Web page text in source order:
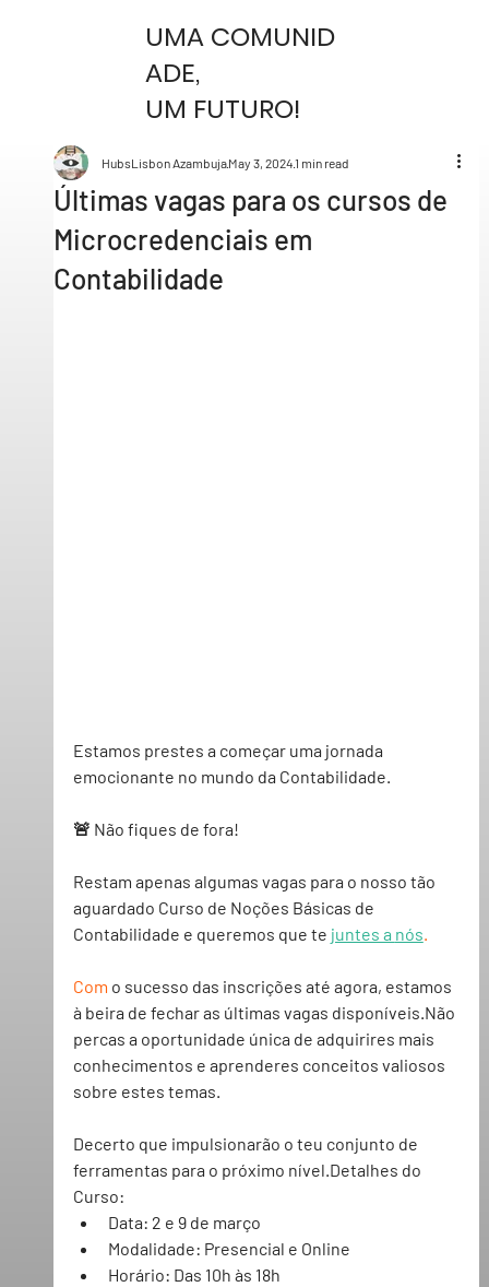
UMA COMUNID
ADE,
UM FUTURO!
Últimas vagas para os cursos de
Microcredenciais em
Contabilidade
HubsLisbon AzambujaMay 3, 20241 min read
Estamos prestes a começar uma jornada
emocionante no mundo da Contabilidade.
🚨 Não fiques de fora!
Restam apenas algumas vagas para o nosso tão
aguardado Curso de Noções Básicas de
Contabilidade e queremos que te juntes a nós.
Com o sucesso das inscrições até agora, estamos
à beira de fechar as últimas vagas disponíveis.Não
percas a oportunidade única de adquirires mais
conhecimentos e aprenderes conceitos valiosos
sobre estes temas.
Decerto que impulsionarão o teu conjunto de
ferramentas para o próximo nível.Detalhes do
Curso:
Data: 2 e 9 de março
Modalidade: Presencial e Online
Horário: Das 10h às 18h